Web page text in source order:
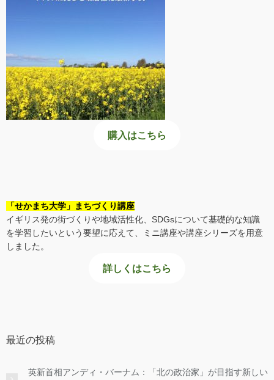
購入はこちら
「せかまち大学」まちづくり講座
イギリス発の街づくりや地域活性化、SDGsについて基礎的な知識
を学習したいという要望に応えて、ミニ講座や講座シリーズを用意
しました。
詳しくはこちら
最近の投稿
英新首相アンディ・バーナム：「北の政治家」が目指す新しい